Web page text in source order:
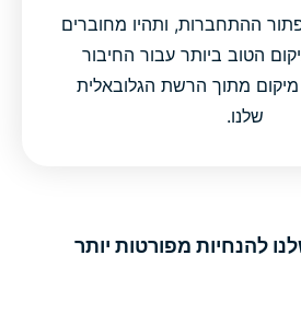
ההתחברות, ותהיו מחוברים
הטוב ביותר עבור החיבור
מתוך הרשת הגלובאלית
שלנו.
להנחיות מפורטות יותר